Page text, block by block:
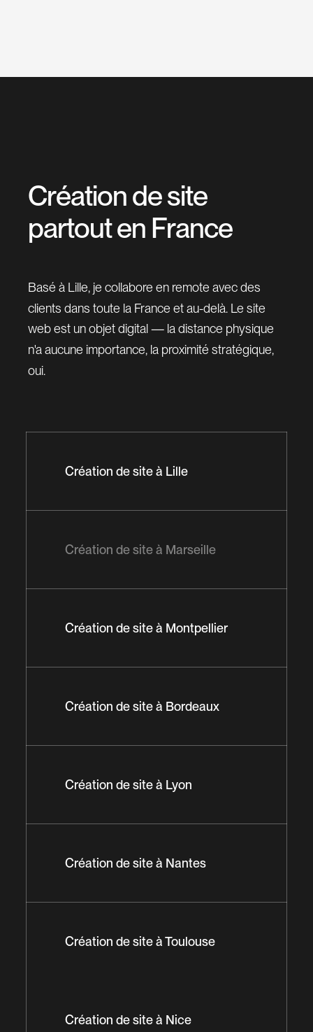
Créationdesite
partouten France
Basé à Lille, je collabore en remote avec des
clients dans toute la France et au-delà. Le site
web est un objet digital — la distance physique
n'a aucune importance, la proximité stratégique,
oui.
Création de site à Lille
Création de site à Marseille
Création de site à Montpellier
Création de site à Bordeaux
Création de site à Lyon
Création de site à Nantes
Création de site à Toulouse
Création de site à Nice